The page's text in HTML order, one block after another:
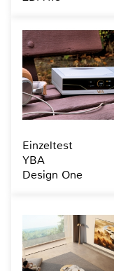
Einzeltest
YBA
Design One